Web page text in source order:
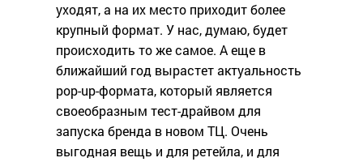
уходят, а на их место приходит более
крупный формат. У нас, думаю, будет
происходить то же самое. А еще в
ближайший год вырастет актуальность
pop-up-формата, который является
своеобразным тест-драйвом для
запуска бренда в новом ТЦ. Очень
выгодная вещь и для ретейла, и для